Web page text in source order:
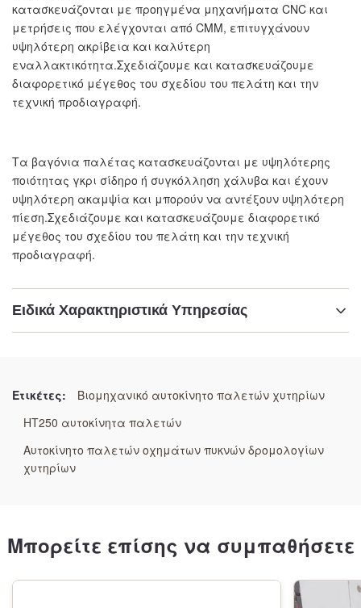
κατασκευάζονται με προηγμένα μηχανήματα CNC και
μετρήσεις που ελέγχονται από CMM, επιτυγχάνουν
υψηλότερη ακρίβεια και καλύτερη
εναλλακτικότητα.Σχεδιάζουμε και κατασκευάζουμε
διαφορετικό μέγεθος του σχεδίου του πελάτη και την
τεχνική προδιαγραφή.
Τα βαγόνια παλέτας κατασκευάζονται με υψηλότερης
ποιότητας γκρι σίδηρο ή συγκόλληση χάλυβα και έχουν
υψηλότερη ακαμψία και μπορούν να αντέξουν υψηλότερη
πίεση.Σχεδιάζουμε και κατασκευάζουμε διαφορετικό
μέγεθος του σχεδίου του πελάτη και την τεχνική
προδιαγραφή.
Ειδικά Χαρακτηριστικά Υπηρεσίας
φορείων
χυτήρια ανθεκτικά φορεία φορείων
Ετικέτες:
Βιομηχανικό αυτοκίνητο παλετών χυτηρίων
HT250 αυτοκίνητα παλετών
Αυτοκίνητο παλετών οχημάτων πυκνών δρομολογίων
χυτηρίων
Μπορείτε επίσης να συμπαθήσετε